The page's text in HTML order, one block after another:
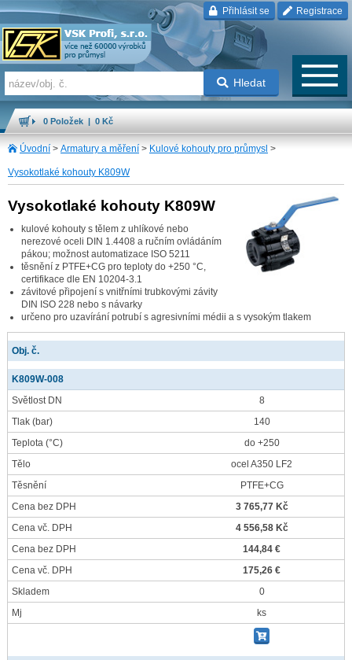
Přihlásit se Registrace
Hledat
0 Položek | 0 Kč
Úvodní > Armatury a měření > Kulové kohouty pro průmysl >
Vysokotlaké kohouty K809W
Vysokotlaké kohouty K809W
kulové kohouty s tělem z uhlíkové nebo
nerezové oceli DIN 1.4408 a ručním ovládáním
pákou; možnost automatizace ISO 5211
těsnění z PTFE+CG pro teploty do +250 °C,
certifikace dle EN 10204-3.1
závitové připojení s vnitřními trubkovými závity
DIN ISO 228 nebo s návarky
určeno pro uzavírání potrubí s agresivními médii a s vysokým tlakem
Obj. č.
K809W-008
Světlost DN
8
Tlak (bar)
140
Teplota (°C)
do +250
Tělo
ocel A350 LF2
Těsnění
PTFE+CG
Cena bez DPH
3 765,77 Kč
Cena vč. DPH
4 556,58 Kč
Cena bez DPH
144,84 €
Cena vč. DPH
175,26 €
Skladem
0
Mj
ks